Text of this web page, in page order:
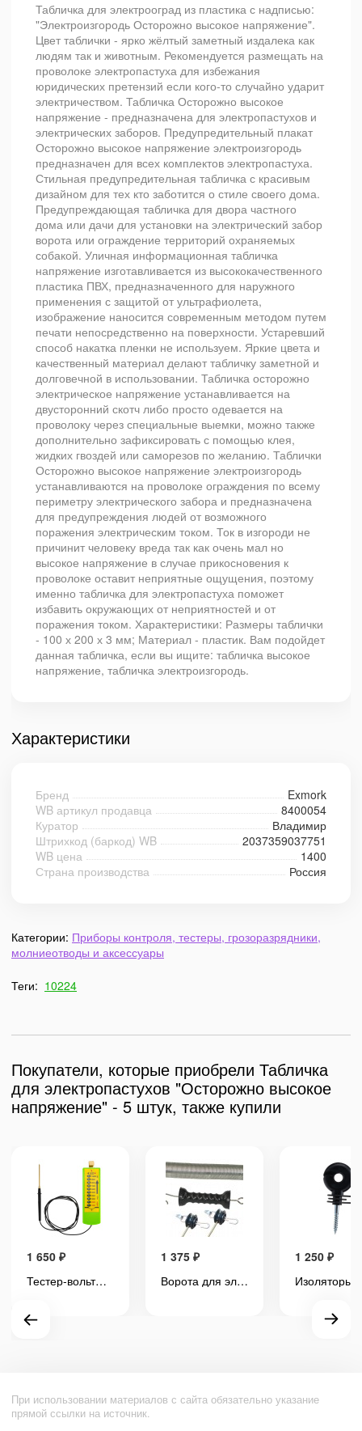
Табличка для электрооград из пластика с надписью:
"Электроизгородь Осторожно высокое напряжение".
Цвет таблички - ярко жёлтый заметный издалека как
людям так и животным. Рекомендуется размещать на
проволоке электропастуха для избежания
юридических претензий если кого-то случайно ударит
электричеством. Табличка Осторожно высокое
напряжение - предназначена для электропастухов и
электрических заборов. Предупредительный плакат
Осторожно высокое напряжение электроизгородь
предназначен для всех комплектов электропастуха.
Стильная предупредительная табличка с красивым
дизайном для тех кто заботится о стиле своего дома.
Предупреждающая табличка для двора частного
дома или дачи для установки на электрический забор
ворота или ограждение территорий охраняемых
собакой. Уличная информационная табличка
напряжение изготавливается из высококачественного
пластика ПВХ, предназначенного для наружного
применения с защитой от ультрафиолета,
изображение наносится современным методом путем
печати непосредственно на поверхности. Устаревший
способ накатка пленки не используем. Яркие цвета и
качественный материал делают табличку заметной и
долговечной в использовании. Табличка осторожно
электрическое напряжение устанавливается на
двусторонний скотч либо просто одевается на
проволоку через специальные выемки, можно также
дополнительно зафиксировать с помощью клея,
жидких гвоздей или саморезов по желанию. Таблички
Осторожно высокое напряжение электроизгородь
устанавливаются на проволоке ограждения по всему
периметру электрического забора и предназначена
для предупреждения людей от возможного
поражения электрическим током. Ток в изгороди не
причинит человеку вреда так как очень мал но
высокое напряжение в случае прикосновения к
проволоке оставит неприятные ощущения, поэтому
именно табличка для электропастуха поможет
избавить окружающих от неприятностей и от
поражения током. Характеристики: Размеры таблички
- 100 х 200 х 3 мм; Материал - пластик. Вам подойдет
данная табличка, если вы ищите: табличка высокое
напряжение, табличка электроизгородь.
Характеристики
Бренд
Exmork
WB артикул продавца
8400054
Куратор
Владимир
Штрихкод (баркод) WB
2037359037751
WB цена
1400
Страна производства
Россия
Категории: Приборы контроля, тестеры, грозоразрядники,
молниеотводы и аксессуары
Теги: 10224
Покупатели, которые приобрели Табличка
для электропастухов "Осторожно высокое
напряжение" - 5 штук, также купили
1 650 ₽
Тестер-вольтметр для электропастуха 10000 Вольт, аналоговый, измерение импульсного разряда
1 375 ₽
Ворота для электропастуха (1 шт) комплект с пружиной 4,5 метра
1 250 ₽
При использовании материалов с сайта обязательно указание
прямой ссылки на источник.